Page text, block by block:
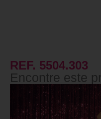
REF. 5504.303
Encontre este